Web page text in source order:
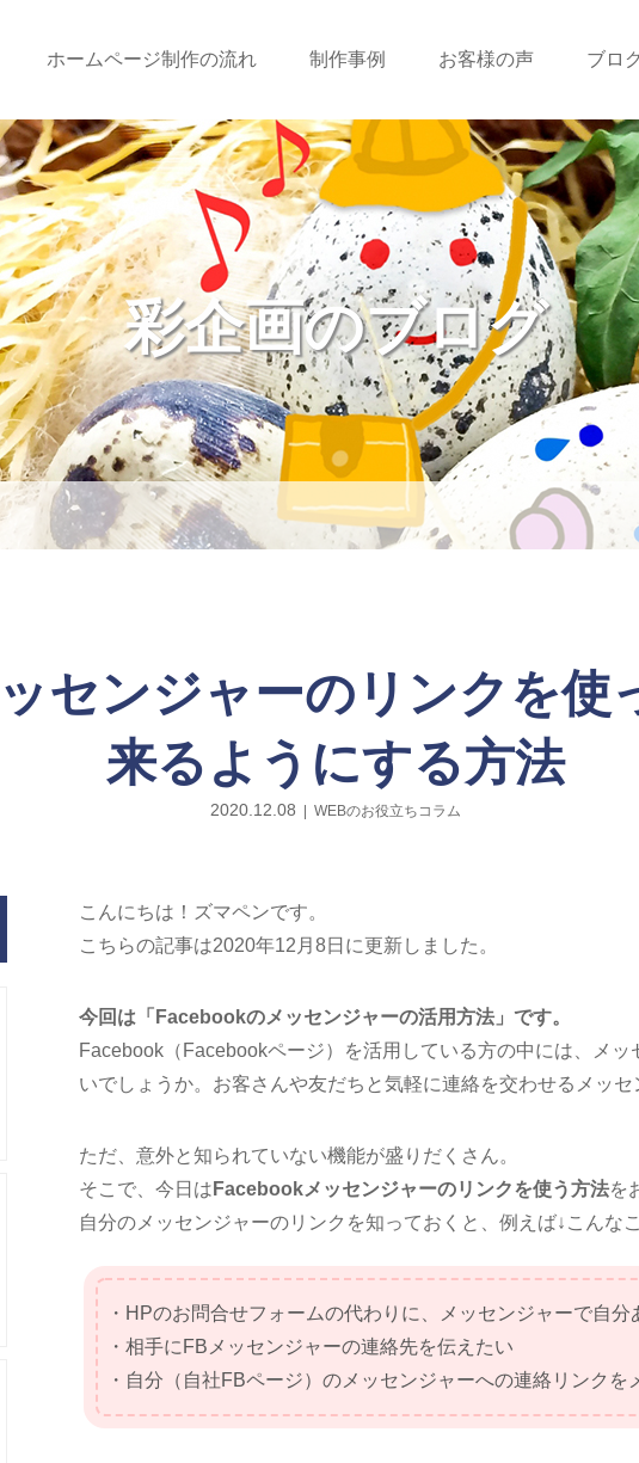
ホームページ制作の流れ 制作事例 お客様の声 ブロ
彩企画のブログ
センジャーのリンクを使
来るようにする方法
2020.12.08 WEBのお役立ちコラム
こんにちは！ズマペンです。
こちらの記事は2020年12月8日に更新しました。
今回は「Facebookのメッセンジャーの活用方法」です。
Facebook（Facebookページ）を活用している方の中には、メ
いでしょうか。お客さんや友だちと気軽に連絡を交わせるメッセ
ただ、意外と知られていない機能が盛りだくさん。
そこで、今日は Facebookメッセンジャーのリンクを使う方法を
自分のメッセンジャーのリンクを知っておくと、例えば↓こんな
・HPのお問合せフォームの代わりに、メッセンジャーで自
・相手にFBメッセンジャーの連絡先を伝えたい
・自分（自社FBページ）のメッセンジャーへの連絡リンク